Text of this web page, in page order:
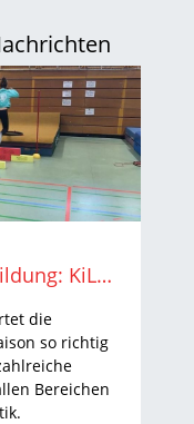
Trainerfortbildung: KiLA, Stabhoch, Laufsport und Langhantel
die
so richtig
Bereichen